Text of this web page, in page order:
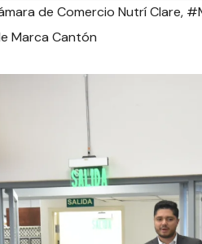
de Comercio Nutrí Clare,
Marca Cantón